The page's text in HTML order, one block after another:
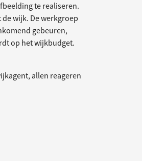
te realiseren.
wijk. De werkgroep
gebeuren,
op het wijkbudget.
allen reageren